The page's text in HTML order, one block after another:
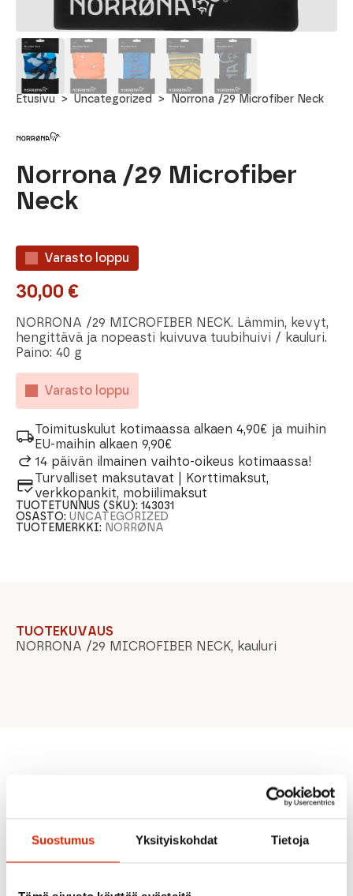
Suostumus Yksityiskohdat Tietoja
Etusivu Uncategorized Norrona /29 Microfiber Neck
Norrona /29 Microfiber
Neck
Varasto loppu
30,00 €
NORRONA /29 MICROFIBER NECK. Lämmin, kevyt,
hengittävä ja nopeasti kuivuva tuubihuivi / kauluri.
Paino: 40 g
Varasto loppu
Toimituskulut kotimaassa alkaen 4,90€ ja muihin
EU-maihin alkaen 9,90€
14 päivän ilmainen vaihto-oikeus kotimaassa!
Turvalliset maksutavat | Korttimaksut,
verkkopankit, mobiilimaksut
TUOTETUNNUS (SKU):143031
OSASTO:UNCATEGORIZED
TUOTEMERKKI: NORRØNA
TUOTEKUVAUS
NORRONA /29 MICROFIBER NECK, kauluri
Suositeltua sinulle
ALE